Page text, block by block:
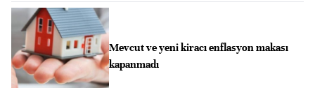
Mevcut ve yeni kiracı enflasyon makası
kapanmadı